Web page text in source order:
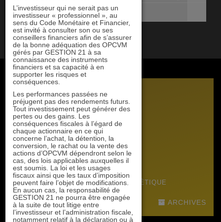
Niveau de risque [SRI]
DOCUMENTS COMMERCIAUX
LETTRE MENSUELLE
JUIN 2026
RAPPORT
2025
RAPPORT PERFORMANCE ESG
DÉCEMBRE 2025
RAPPORT PERFORMANCE ÉNERGÉTIQUE
2022
ARCHIVES
L’investisseur qui ne serait pas un
investisseur « professionnel », au
sens du Code Monétaire et Financier,
est invité à consulter son ou ses
conseillers financiers afin de s’assurer
de la bonne adéquation des OPCVM
gérés par GESTION 21 à sa
connaissance des instruments
financiers et sa capacité à en
supporter les risques et
conséquences.
Les performances passées ne
préjugent pas des rendements futurs.
Tout investissement peut générer des
pertes ou des gains. Les
conséquences fiscales à l’égard de
chaque actionnaire en ce qui
concerne l’achat, la détention, la
conversion, le rachat ou la vente des
actions d’OPCVM dépendront selon le
cas, des lois applicables auxquelles il
est soumis. La loi et les usages
fiscaux ainsi que les taux d’imposition
peuvent faire l’objet de modifications.
En aucun cas, la responsabilité de
GESTION 21 ne pourra être engagée
à la suite de tout litige entre
l’investisseur et l’administration fiscale,
notamment relatif à la déclaration ou à